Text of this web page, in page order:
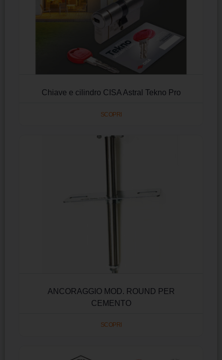
Chiave e cilindro CISA Astral Tekno Pro
SCOPRI
ANCORAGGIO MOD. ROUND PER
CEMENTO
SCOPRI